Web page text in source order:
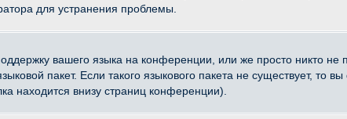
для устранения проблемы.
вашего языка на конференции, или же просто никто
пакет. Если такого языкового пакета не существует,
находится внизу страниц конференции).